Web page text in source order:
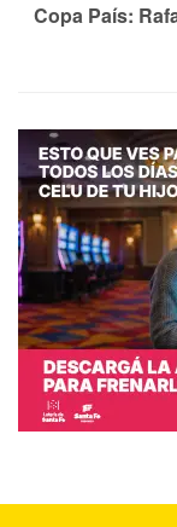
Copa País: